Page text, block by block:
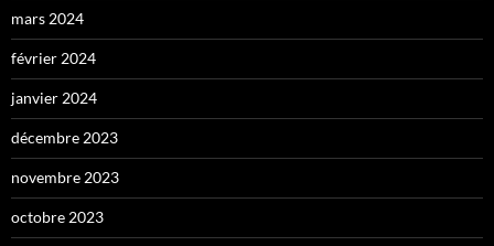
mars 2024
février 2024
janvier 2024
décembre 2023
novembre 2023
octobre 2023